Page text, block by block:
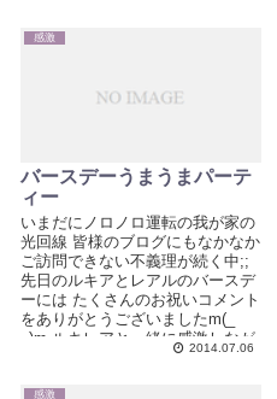
感激
バースデーうまうまパーテ
ィー
いまだにノロノロ運転の我が家の
光回線 皆様のブログにもなかなか
ご訪問できない不義理が続く中;;
先日のルキアとレアルのバースデ
ーには たくさんのお祝いコメント
をありがとうございましたm(_
_)m ルキレアと一緒に感激しなが
2014.07.06
感激